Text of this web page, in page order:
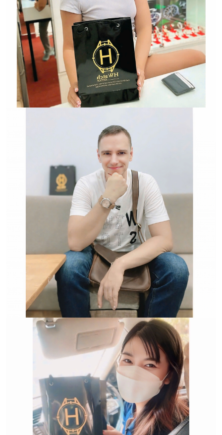
HWATCH Chuyên Nhập khẩu Và Phân Phối Các Loại
Đồng Hồ Chính Hãng
Hwatch Chuyên Nhập khẩu Và Phân Phối Các Loại
Đồng Hồ Chính Hãng
Hwatch Chuyên Nhập khẩu Và Phân Phối Các Loại
Đồng Hồ Chính Hãng
Trường hợp không chấp
nhận đổi hoặc trả sản
phẩm: